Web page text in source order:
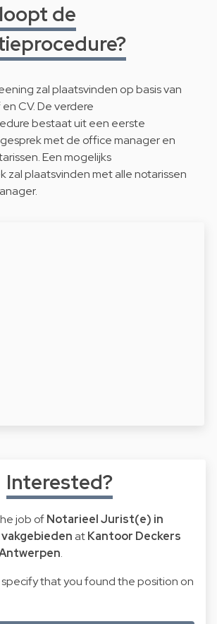
de
zal plaatsvinden op basis van
CV. De verdere
bestaat uit een eerste
met de office manager en
Een mogelijks
zal plaatsvinden met alle notarissen
Interested?
job ofNotarieel Jurist(e) in
atKantoor Deckers
.
that you found the position on